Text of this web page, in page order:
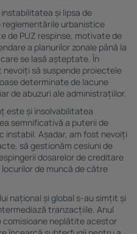
și lipsa de
urbanistice
de PUZ respinse, motivate de
a planurilor zonale până la
se lasă așteptate. În
să suspende proiectele
determinate de lacune
de abuzuri ale administrațiilor.
este și insolvabilitatea
semnificativă a puterii de
instabil. Așadar, am fost nevoiți
să gestionăm cesiuni de
dosarelor de creditare
de muncă de către
național și global s-au simțit și
tranzacțiile. Anul
comisioane neplătite acestor